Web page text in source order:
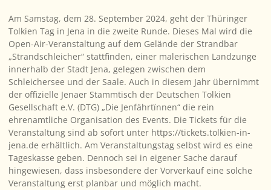
Am Samstag, dem 28. September 2024, geht der Thüringer
Tolkien Tag in Jena in die zweite Runde. Dieses Mal wird die
Open-Air-Veranstaltung auf dem Gelände der Strandbar
„Strandschleicher“ stattfinden, einer malerischen Landzunge
innerhalb der Stadt Jena, gelegen zwischen dem
Schleichersee und der Saale. Auch in diesem Jahr übernimmt
der offizielle Jenaer Stammtisch der Deutschen Tolkien
Gesellschaft e.V. (DTG) „Die Jenfährtїnnen“ die rein
ehrenamtliche Organisation des Events. Die Tickets für die
Veranstaltung sind ab sofort unter https://tickets.tolkien-in-
jena.de erhältlich. Am Veranstaltungstag selbst wird es eine
Tageskasse geben. Dennoch sei in eigener Sache darauf
hingewiesen, dass insbesondere der Vorverkauf eine solche
Veranstaltung erst planbar und möglich macht.